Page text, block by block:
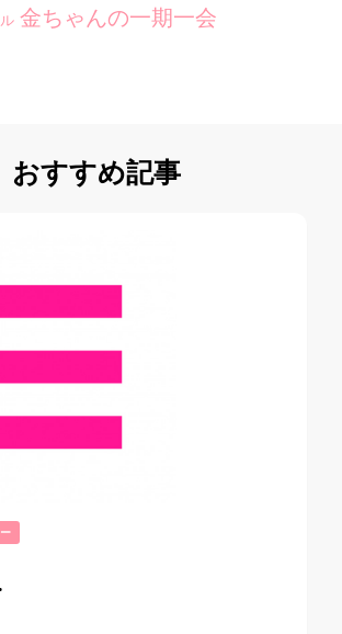
金ちゃんの一期一会
おすすめ記事